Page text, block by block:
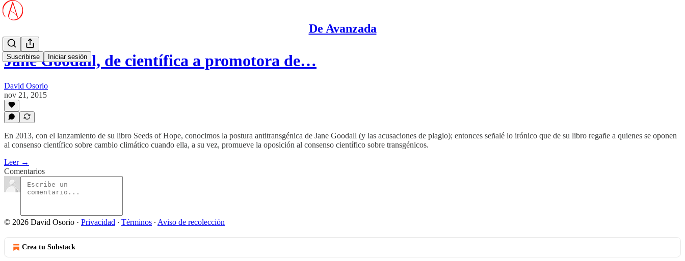
De Avanzada
Suscribirse Iniciar sesión
Jane Goodall, de científica a promotora de…
David Osorio
nov 21, 2015
En 2013, con el lanzamiento de su libro Seeds of Hope, conocimos la postura antitransgénica de Jane Goodall (y las acusaciones de plagio); entonces señalé lo irónico que de su libro regañe a quienes se oponen
al consenso científico sobre cambio climático cuando ella, a su vez, promueve la oposición al consenso científico sobre transgénicos.
Leer →
Comentarios
© 2026 David Osorio · Privacidad ∙ Términos ∙ Aviso de recolección
Crea tu Substack